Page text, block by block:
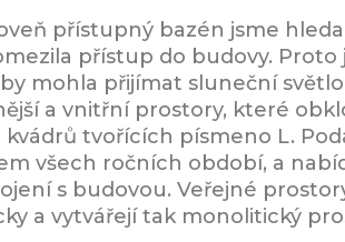
přístupný bazén jsme
přístup do budovy. Proto
mohla přijímat sluneční světlo
a vnitřní prostory, které
tvořících písmeno L.
všech ročních období, a
s budovou. Veřejné
a vytvářejí tak monolitický